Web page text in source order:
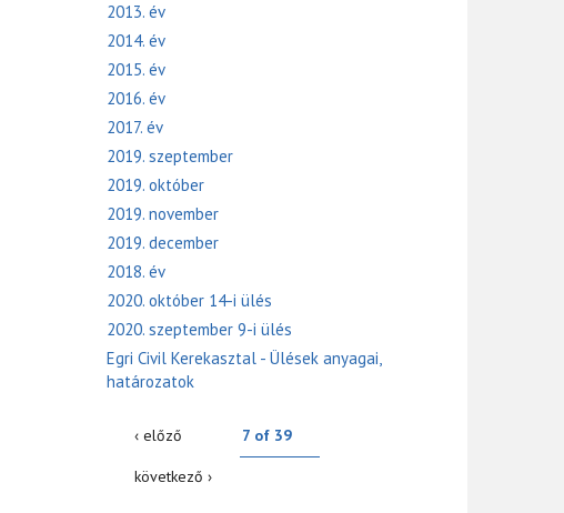
2013. év
2014. év
2015. év
2016. év
2017. év
2019. szeptember
2019. október
2019. november
2019. december
2018. év
2020. október 14-i ülés
2020. szeptember 9-i ülés
Egri Civil Kerekasztal - Ülések anyagai,
határozatok
‹ előző 7 of 39
következő ›